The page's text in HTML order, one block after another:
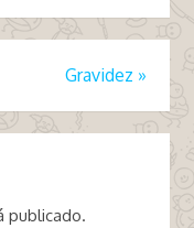
Gravidez »
publicado.